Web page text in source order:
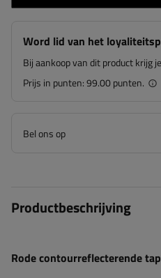
Word lid van het
Bij aankoop van dit product krijg
Prijs in punten:99.00 punten.
Bel ons op
Productbeschrijving
Rode contourreflecterende